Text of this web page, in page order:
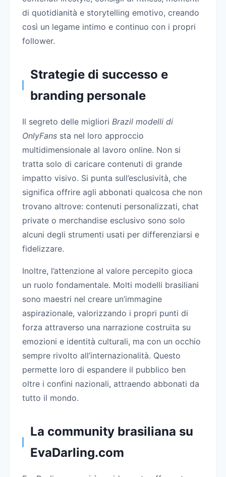
di quotidianità e storytelling emotivo, creando
così un legame intimo e continuo con i propri
follower.
Strategie di successo e
branding personale
Il segreto delle migliori Brazil modelli di
OnlyFans sta nel loro approccio
multidimensionale al lavoro online. Non si
tratta solo di caricare contenuti di grande
impatto visivo. Si punta sull’esclusività, che
significa offrire agli abbonati qualcosa che non
trovano altrove: contenuti personalizzati, chat
private o merchandise esclusivo sono solo
alcuni degli strumenti usati per differenziarsi e
fidelizzare.
Inoltre, l’attenzione al valore percepito gioca
un ruolo fondamentale. Molti modelli brasiliani
sono maestri nel creare un’immagine
aspirazionale, valorizzando i propri punti di
forza attraverso una narrazione costruita su
emozioni e identità culturali, ma con un occhio
sempre rivolto all’internazionalità. Questo
permette loro di espandere il pubblico ben
oltre i confini nazionali, attraendo abbonati da
tutto il mondo.
La community brasiliana su
EvaDarling.com